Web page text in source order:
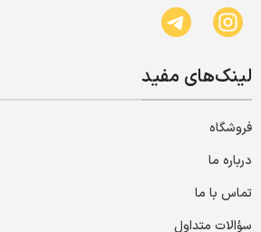
لینک‌های مفید
فروشگاه
درباره ما
تماس با ما
سؤالات متداول